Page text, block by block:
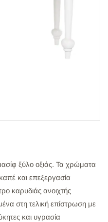
ξύλο οξιάς. Τα χρώματα
και επεξεργασία
καρυδιάς ανοιχτής
στη τελική επίστρωση με
και υγρασία